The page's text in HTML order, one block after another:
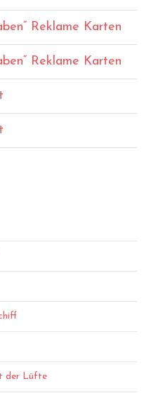
Reklame Karten
Reklame Karten
der Lüfte